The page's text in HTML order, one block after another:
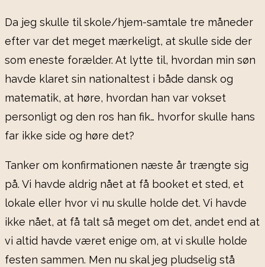
Da jeg skulle til skole/hjem-samtale tre måneder
efter var det meget mærkeligt, at skulle side der
som eneste forælder. At lytte til, hvordan min søn
havde klaret sin nationaltest i både dansk og
matematik, at høre, hvordan han var vokset
personligt og den ros han fik… hvorfor skulle hans
far ikke side og høre det?
Tanker om konfirmationen næste år trængte sig
på. Vi havde aldrig nået at få booket et sted, et
lokale eller hvor vi nu skulle holde det. Vi havde
ikke nået, at få talt så meget om det, andet end at
vi altid havde været enige om, at vi skulle holde
festen sammen. Men nu skal jeg pludselig stå